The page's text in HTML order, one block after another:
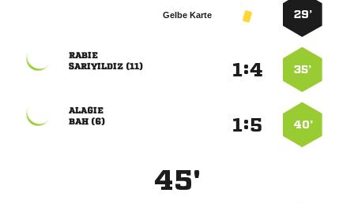
29’
Gelbe Karte
35’
:

 
40’
:

 
45'